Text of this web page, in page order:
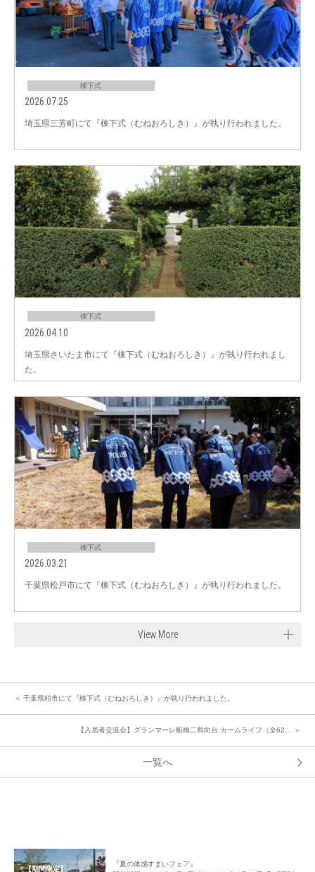
棟下式
2026.07.25
埼玉県三芳町にて『棟下式（むねおろしき）』が執り行われました。
棟下式
2026.04.10
埼玉県さいたま市にて『棟下式（むねおろしき）』が執り行われまし
た。
棟下式
2026.03.21
千葉県松戸市にて『棟下式（むねおろしき）』が執り行われました。
View More
＜ 千葉県柏市にて『棟下式（むねおろしき）』が執り行われました。
【入居者交流会】グランマーレ船橋二和向台 カームライフ（全62… ＞
一覧へ
【期間限定】
『夏の体感すまいフェア』